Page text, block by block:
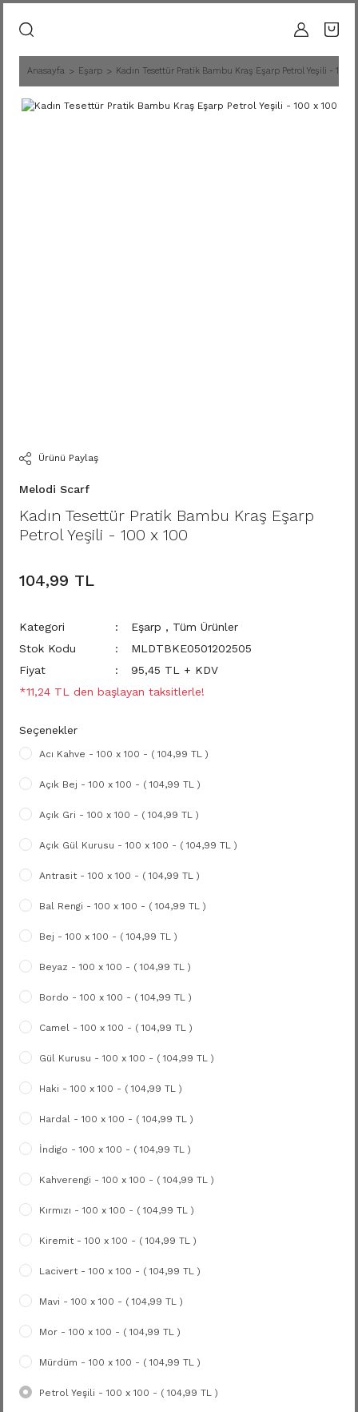
Anasayfa Eşarp Kadın Tesettür Pratik Bambu Kraş Eşarp Petrol Yeşili - 100 x
Ürünü Paylaş
Melodi Scarf
Kadın Tesettür Pratik Bambu Kraş Eşarp
Petrol Yeşili - 100 x 100
104,99 TL
Kategori Eşarp , Tüm Ürünler
Stok Kodu
MLDTBKE0501202505
Fiyat
95,45 TL + KDV
*11,24 TL den başlayan taksitlerle!
Seçenekler
Acı Kahve - 100 x 100 - ( 104,99 TL )
Açık Bej - 100 x 100 - ( 104,99 TL )
Açık Gri - 100 x 100 - ( 104,99 TL )
Açık Gül Kurusu - 100 x 100 - ( 104,99 TL )
Antrasit - 100 x 100 - ( 104,99 TL )
Bal Rengi - 100 x 100 - ( 104,99 TL )
Bej - 100 x 100 - ( 104,99 TL )
Beyaz - 100 x 100 - ( 104,99 TL )
Bordo - 100 x 100 - ( 104,99 TL )
Camel - 100 x 100 - ( 104,99 TL )
Gül Kurusu - 100 x 100 - ( 104,99 TL )
Haki - 100 x 100 - ( 104,99 TL )
Hardal - 100 x 100 - ( 104,99 TL )
İndigo - 100 x 100 - ( 104,99 TL )
Kahverengi - 100 x 100 - ( 104,99 TL )
Kırmızı - 100 x 100 - ( 104,99 TL )
Kiremit - 100 x 100 - ( 104,99 TL )
Lacivert - 100 x 100 - ( 104,99 TL )
Mavi - 100 x 100 - ( 104,99 TL )
Mor - 100 x 100 - ( 104,99 TL )
Mürdüm - 100 x 100 - ( 104,99 TL )
Petrol Yeşili - 100 x 100 - ( 104,99 TL )